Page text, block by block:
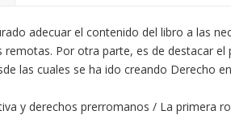
adecuar el contenido del libro a las
remotas. Por otra parte, es de destacar
las cuales se ha ido creando Derecho
y derechos prerromanos / La primera